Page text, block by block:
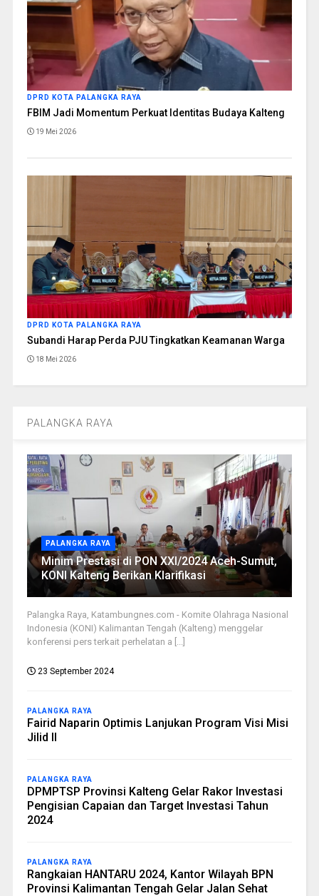
DPRD KOTA PALANGKA RAYA
FBIM Jadi Momentum Perkuat Identitas Budaya Kalteng
19 Mei 2026
DPRD KOTA PALANGKA RAYA
Subandi Harap Perda PJU Tingkatkan Keamanan Warga
18 Mei 2026
PALANGKA RAYA
PALANGKA RAYA
Minim Prestasi di PON XXI/2024 Aceh-Sumut,
KONI Kalteng Berikan Klarifikasi
Palangka Raya, Katambungnes.com - Komite Olahraga Nasional
Indonesia (KONI) Kalimantan Tengah (Kalteng) menggelar
konferensi pers terkait perhelatan a [...]
23 September 2024
PALANGKA RAYA
Fairid Naparin Optimis Lanjukan Program Visi Misi
Jilid II
PALANGKA RAYA
DPMPTSP Provinsi Kalteng Gelar Rakor Investasi
Pengisian Capaian dan Target Investasi Tahun
2024
PALANGKA RAYA
Rangkaian HANTARU 2024, Kantor Wilayah BPN
Provinsi Kalimantan Tengah Gelar Jalan Sehat